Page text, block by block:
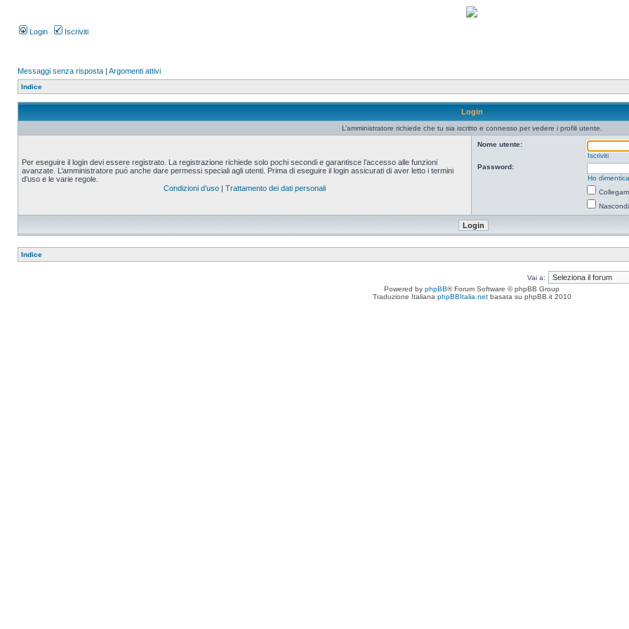
Login Iscriviti
Messaggi senza risposta | Argomenti attivi
Indice
Login
L’amministratore richiede che tu sia iscritto e connesso per vedere i profili utente.
Per eseguire il login devi essere registrato. La registrazione richiede solo pochi secondi e garantisce l’accesso alle funzioni
avanzate. L’amministratore puó anche dare permessi speciali agli utenti. Prima di eseguire il login assicurati di aver letto i termini
d’uso e le varie regole.
Condizioni d’uso | Trattamento dei dati personali
Nome utente:
Iscriviti
Password:
Ho
Indice
Vai a:
Powered by phpBB® Forum Software © phpBB Group
Traduzione Italiana phpBBItalia.netbasata su phpBB.it 2010